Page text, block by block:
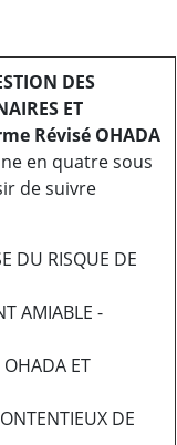
DES
ET
Révisé OHADA
en quatre sous
de suivre
DU RISQUE DE
AMIABLE -
OHADA ET
DE